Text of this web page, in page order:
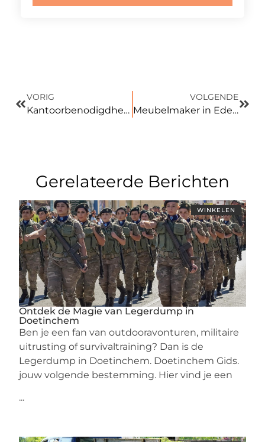
VORIG
Kantoorbenodigdheden Assen Biedt Een Wereld van Mogelijkheden voor Bedrijven
VOLGENDE
Meubelmaker in Ede Transformeert Uw Huis met Unieke en Duurzame Meubels
Gerelateerde Berichten
WINKELEN
Ontdek de Magie van Legerdump in
Doetinchem
Ben je een fan van outdooravonturen, militaire
uitrusting of survivaltraining? Dan is de
Legerdump in Doetinchem. Doetinchem Gids.
jouw volgende bestemming. Hier vind je een
...